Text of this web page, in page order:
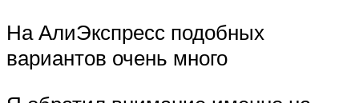
На АлиЭкспресс подобных
вариантов очень много